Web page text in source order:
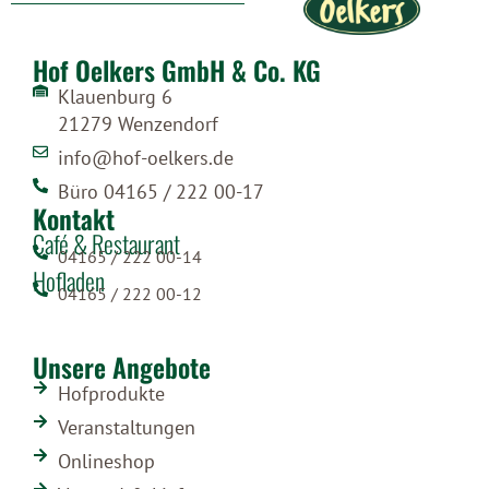
Hof Oelkers GmbH & Co. KG
Klauenburg 6
21279 Wenzendorf
info@hof-oelkers.de
Büro 04165 / 222 00-17
Kontakt
Café & Restaurant
04165 / 222 00-14
Hofladen
04165 / 222 00-12
Unsere Angebote
Hofprodukte
Veranstaltungen
Onlineshop